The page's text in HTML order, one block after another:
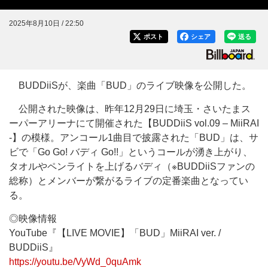
2025年8月10日 / 22:50
送る
シェア
ポスト
BUDDiiSが、楽曲「BUD」のライブ映像を公開した。
公開された映像は、昨年12月29日に埼玉・さいたまス
ーパーアリーナにて開催された【BUDDiiS vol.09 – MiiRAI
-】の模様。アンコール1曲目で披露された「BUD」は、サ
ビで「Go Go! バディ Go!!」というコールが湧き上がり、
タオルやペンライトを上げるバディ（※BUDDiiSファンの
総称）とメンバーが繋がるライブの定番楽曲となってい
る。
◎映像情報
YouTube『【LIVE MOVIE】「BUD」MiiRAI ver. /
BUDDiiS』
https://youtu.be/VyWd_0quAmk